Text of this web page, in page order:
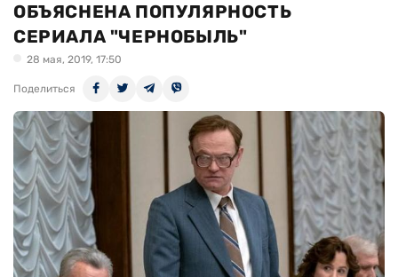
ОБЪЯСНЕНА ПОПУЛЯРНОСТЬ
СЕРИАЛА "ЧЕРНОБЫЛЬ"
28 мая, 2019, 17:50
Поделиться